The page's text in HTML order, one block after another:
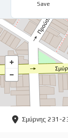
Save
Σμύρνης 231-